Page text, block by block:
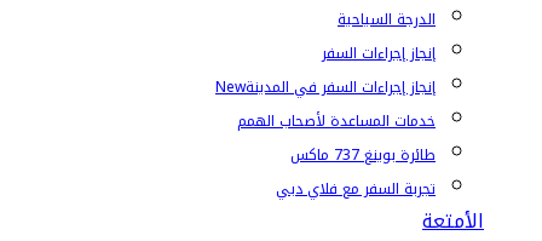
الدرجة السياحية
إنجاز إجراءات السفر
إنجاز إجراءات السفر في المدينةNew
خدمات المساعدة لأصحاب الهمم
طائرة بوينغ 737 ماكس
تجربة السفر مع فلاي دبي
الأمتعة